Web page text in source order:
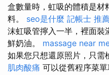
盒數量時，虹吸的體積是材
料。 seo是什麼 記帳士 推
沫虹吸管擰入一半，裡面裝
鮮奶油。 massage near
如果您只想還原照片，只需
肌肉酸痛 可以從舊程序菜